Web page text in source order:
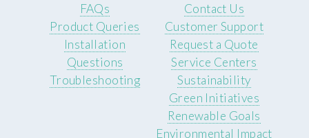
FAQs
Product Queries
Installation
Questions
Troubleshooting
Contact Us
Customer Support
Request a Quote
Service Centers
Sustainability
Green Initiatives
Renewable Goals
Environmental Impact